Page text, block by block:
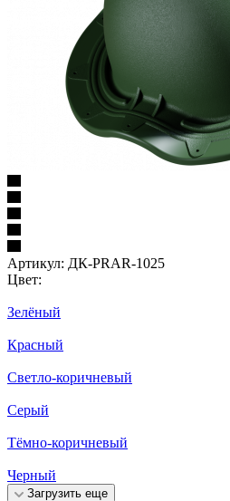
Артикул: ДК-PRAR-1025
Цвет:
Зелёный
Красный
Светло-коричневый
Серый
Тёмно-коричневый
Черный
Загрузить еще